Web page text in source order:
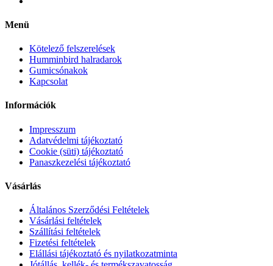
Menü
Kötelező felszerelések
Humminbird halradarok
Gumicsónakok
Kapcsolat
Információk
Impresszum
Adatvédelmi tájékoztató
Cookie (süti) tájékoztató
Panaszkezelési tájékoztató
Vásárlás
Általános Szerződési Feltételek
Vásárlási feltételek
Szállítási feltételek
Fizetési feltételek
Elállási tájékoztató és nyilatkozatminta